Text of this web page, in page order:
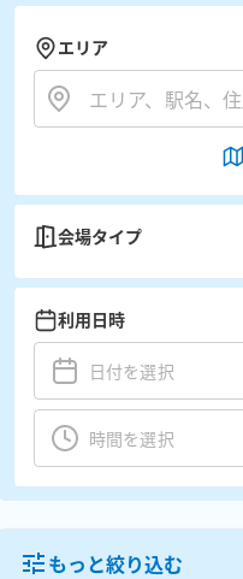
エリア
会場タイプ
利用日時
もっと絞り込む